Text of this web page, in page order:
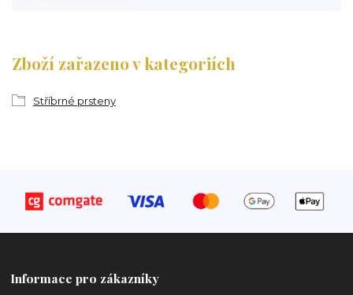
Zboží zařazeno v kategoriích
Stříbrné prsteny
Informace pro zákazníky